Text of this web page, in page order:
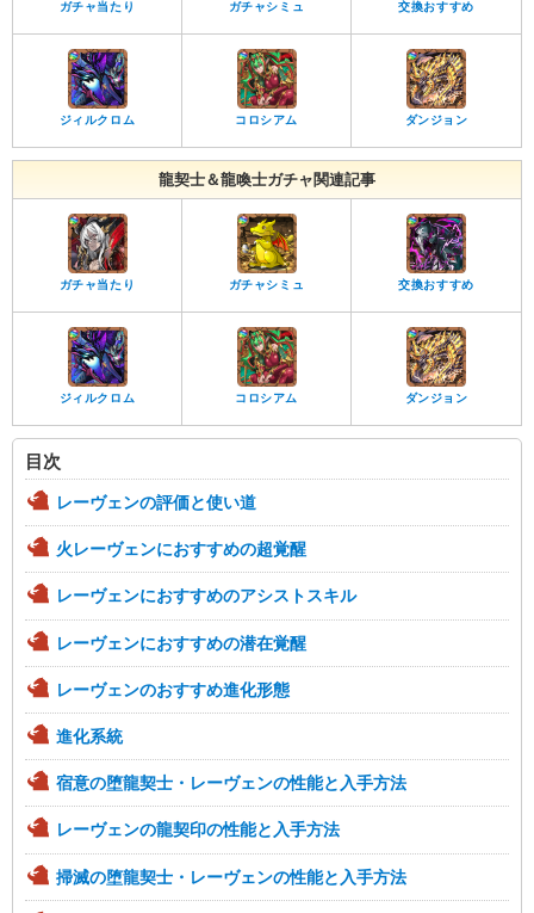
ガチャ当たり ガチャシミュ 交換おすすめ
ジィルクロム コロシアム ダンジョン
龍契士＆龍喚士ガチャ関連記事
ガチャ当たり ガチャシミュ 交換おすすめ
ジィルクロム コロシアム ダンジョン
目次
レーヴェンの評価と使い道
火レーヴェンにおすすめの超覚醒
レーヴェンにおすすめのアシストスキル
レーヴェンにおすすめの潜在覚醒
レーヴェンのおすすめ進化形態
進化系統
宿意の堕龍契士・レーヴェンの性能と入手方法
レーヴェンの龍契印の性能と入手方法
掃滅の堕龍契士・レーヴェンの性能と入手方法